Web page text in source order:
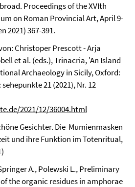
Proceedings of the XVIth
on Roman Provincial Art, April 9-
2021) 367-391.
Christoper Prescott - Arja
et al. (eds.), Trinacria, 'An Island
Archaeology in Sicily, Oxford:
21 (2021), Nr. 12
2021/12/36004.html
Gesichter. Die Mumienmasken
und ihre Funktion im Totenritual,
A., Polewski L., Preliminary
the organic residues in amphorae